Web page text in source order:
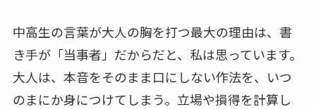
中高生の言葉が大人の胸を打つ最大の理由は、書
き手が「当事者」だからだと、私は思っています。
大人は、本音をそのまま口にしない作法を、いつ
のまにか身につけてしまう。立場や損得を計算し